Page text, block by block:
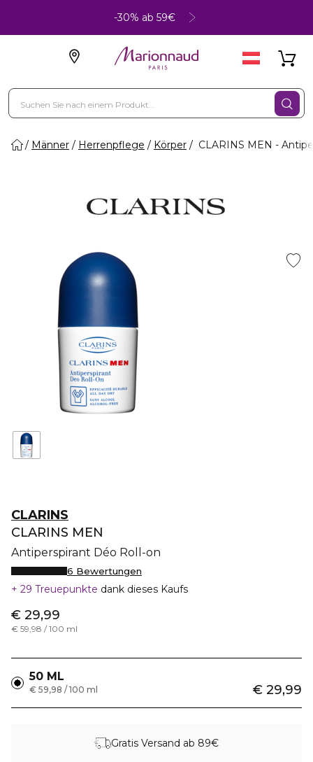
-30% ab 59€
Männer Herrenpflege Körper CLARINS MEN -
CLARINS
CLARINS MEN
Antiperspirant Déo Roll-on
6 Bewertungen
29 Treuepunkte dank dieses Kaufs
€ 29,99
€ 59,98 / 100 ml
50 ML
€ 29,99
€ 59,98 / 100 ml
Gratis Versand ab 89€